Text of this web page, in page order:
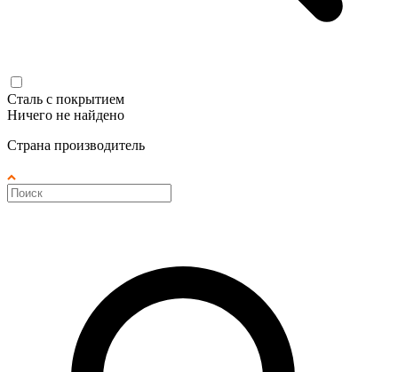
Сталь с покрытием
Ничего не найдено
Страна производитель